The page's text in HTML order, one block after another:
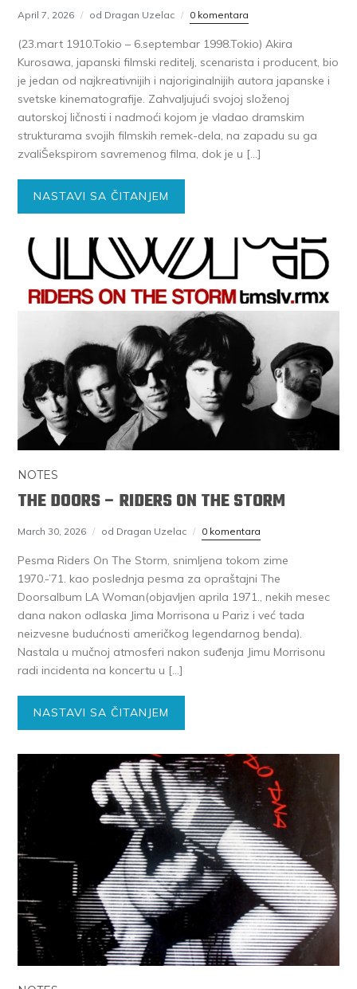
April 7, 2026 od Dragan Uzelac 0 komentara
(23.mart 1910.Tokio – 6.septembar 1998.Tokio) Akira
Kurosawa, japanski filmski reditelj, scenarista i producent, bio
je jedan od najkreativnijih i najoriginalnijih autora japanske i
svetske kinematografije. Zahvaljujući svojoj složenoj
autorskoj ličnosti i nadmoći kojom je vladao dramskim
strukturama svojih filmskih remek-dela, na zapadu su ga
zvaliŠekspirom savremenog filma, dok je u […]
NASTAVI SA ČITANJEM
NOTES
THE DOORS – RIDERS ON THE STORM
March 30, 2026 od Dragan Uzelac 0 komentara
Pesma Riders On The Storm, snimljena tokom zime
1970.-’71. kao poslednja pesma za opraštajni The
Doorsalbum LA Woman(objavljen aprila 1971., nekih mesec
dana nakon odlaska Jima Morrisona u Pariz i već tada
neizvesne budućnosti američkog legendarnog benda).
Nastala u mučnoj atmosferi nakon suđenja Jimu Morrisonu
radi incidenta na koncertu u […]
NASTAVI SA ČITANJEM